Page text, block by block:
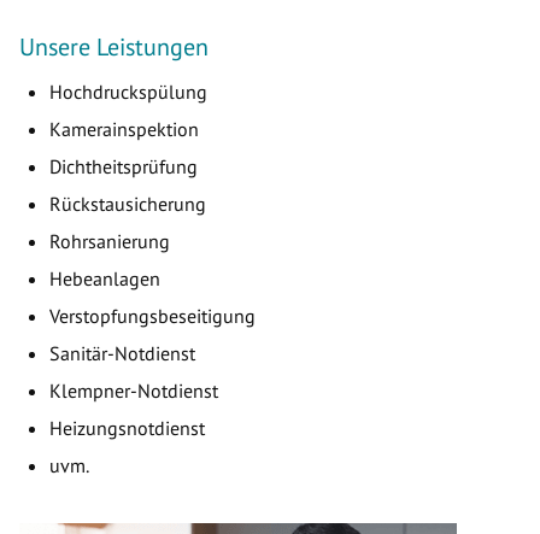
Unsere Leistungen
Hochdruckspülung
Kamerainspektion
Dichtheitsprüfung
Rückstausicherung
Rohrsanierung
Hebeanlagen
Verstopfungsbeseitigung
Sanitär-Notdienst
Klempner-Notdienst
Heizungsnotdienst
uvm.